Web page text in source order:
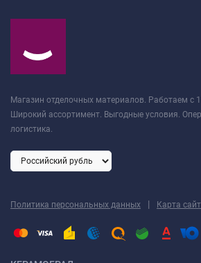
Магазин отделочных материалов. Работаем с
Широкий ассортимент. Выгодные условия.
логистика.
Политика персональных данных | Карта